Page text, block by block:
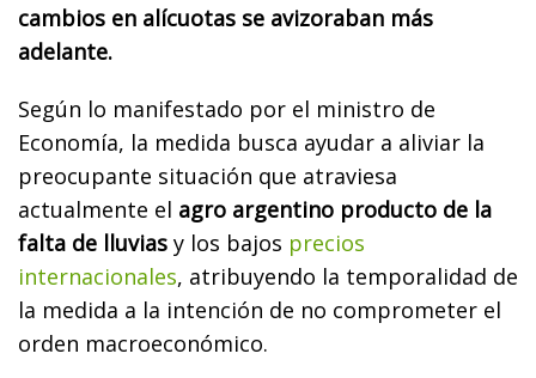
cambios en alícuotas se avizoraban más
adelante.
Según lo manifestado por el ministro de
Economía, la medida busca ayudar a aliviar la
preocupante situación que atraviesa
actualmente el agro argentino producto de la
falta de lluvias y los bajos precios
internacionales, atribuyendo la temporalidad de
la medida a la intención de no comprometer el
orden macroeconómico.